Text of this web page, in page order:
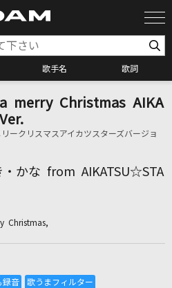
歌手名 歌詞
オケ検索
りれき
われている曲の一覧
merry Christmas AIKA
ークリスマスアイカツスターズバージョ
・かな from AIKATSU☆STA
Christmas,